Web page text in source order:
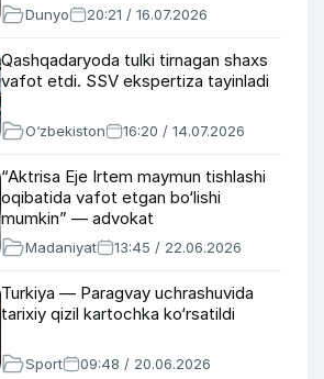
Dunyo 20:21 / 16.07.2026
Qashqadaryoda tulki tirnagan shaxs
vafot etdi. SSV ekspertiza tayinladi
O‘zbekiston 16:20 / 14.07.2026
“Aktrisa Eje Irtem maymun tishlashi
oqibatida vafot etgan bo‘lishi
mumkin” — advokat
Madaniyat 13:45 / 22.06.2026
Turkiya — Paragvay uchrashuvida
tarixiy qizil kartochka ko‘rsatildi
Sport 09:48 / 20.06.2026